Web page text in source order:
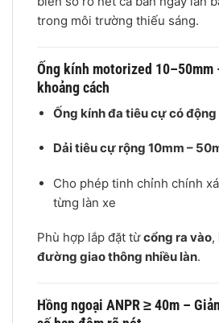
trong môi trường thiếu sáng.
Ống kính motorized 10–50mm
khoảng cách
Ống kính đa tiêu cự có
Dải tiêu cự rộng 10mm –
Cho phép tinh chỉnh chính
từng làn xe
Phù hợp lắp đặt từcổng ra vào,
đường giao thông nhiều làn.
Hồng ngoại ANPR ≥ 40m –